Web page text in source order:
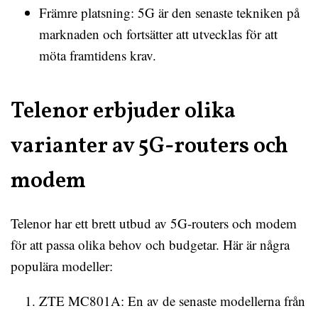
Främre platsning: 5G är den senaste tekniken på
marknaden och fortsätter att utvecklas för att
möta framtidens krav.
Telenor erbjuder olika
varianter av 5G-routers och
modem
Telenor har ett brett utbud av 5G-routers och modem
för att passa olika behov och budgetar. Här är några
populära modeller:
ZTE MC801A: En av de senaste modellerna från